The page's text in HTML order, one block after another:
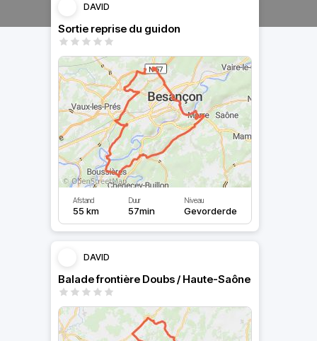
DAVID
Sortie reprise du guidon
Afstand
55 km
Duur
57min
Niveau
Gevorderde
DAVID
Balade frontière Doubs / Haute-Saône